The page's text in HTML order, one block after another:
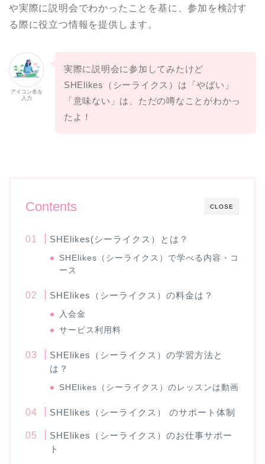
や実際に説明会でわかったことを基に、参加を検討す
る際に役立つ情報を提供します。
アイコン名を
入力
実際に説明会に参加してみたけど
SHElikes（シーライクス）は「やばい」
「意味ない」は、ただの噂なことがわかっ
たよ！
CLOSE
Contents
SHElikes(シーライクス）とは？
SHElikes（シーライクス）で学べる内容・コ
ース
SHElikes（シーライクス）の料金は？
入会金
サービス利用料
SHElikes（シーライクス）の学習方法と
は？
SHElikes（シーライクス）のレッスンは動画
SHElikes（シーライクス） のサポート体制
SHElikes（シーライクス）のお仕事サポー
ト